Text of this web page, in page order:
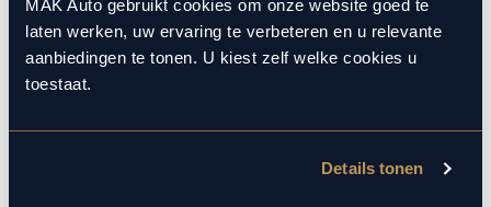
MAK Auto gebruikt cookies om onze website goed te
laten werken, uw ervaring te verbeteren en u relevante
aanbiedingen te tonen. U kiest zelf welke cookies u
toestaat.
Details tonen
verzorgen het onderhoud op hetzelfde niveau als een
merkdealer, met behoud van de fabrieksgarantie. Kom
gerust langs in onze werkplaats voor een APK of een